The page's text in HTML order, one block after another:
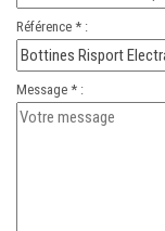
Référence * :
Message * :